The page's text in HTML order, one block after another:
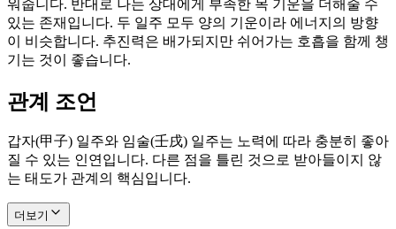
워줍니다. 반대로 나는 상대에게 부족한 목 기운을 더해줄 수
있는 존재입니다. 두 일주 모두 양의 기운이라 에너지의 방향
이 비슷합니다. 추진력은 배가되지만 쉬어가는 호흡을 함께 챙
기는 것이 좋습니다.
관계 조언
갑자(甲子) 일주와 임술(壬戌) 일주는 노력에 따라 충분히 좋아
질 수 있는 인연입니다. 다른 점을 틀린 것으로 받아들이지 않
는 태도가 관계의 핵심입니다.
더보기